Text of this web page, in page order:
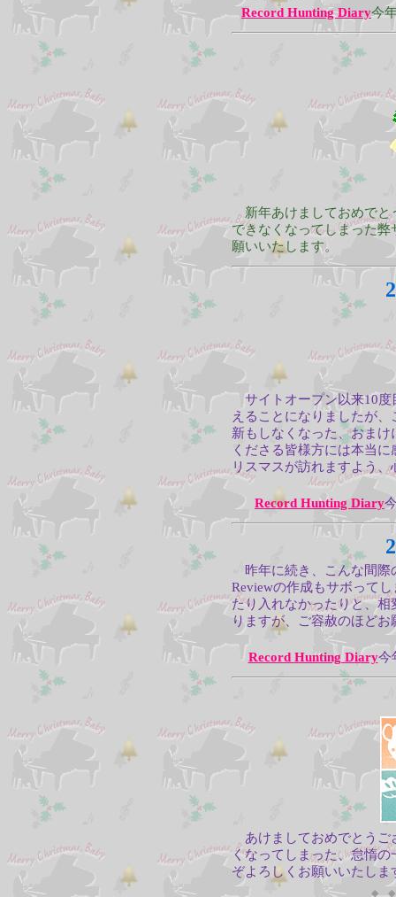
Record Hunting Diary今
新年あけましておめでと
できなくなってしまった
願いいたします。
サイトオープン以来10度
えることになりましたが
新もしなくなった、おま
くださる皆様方には本当
リスマスが訪れますよう
Record Hunting Diary
昨年に続き、こんな間
Reviewの作成もサボって
たり入れなかったりと、
りますが、ご容赦のほど
Record Hunting Diary今
あけましておめでとう
くなってしまった、怠惰
ぞよろしくお願いいたしま
◆